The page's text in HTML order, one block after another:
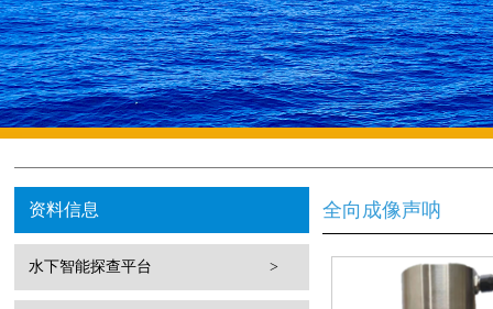
资料信息
水下智能探查平台 >
全向成像声呐